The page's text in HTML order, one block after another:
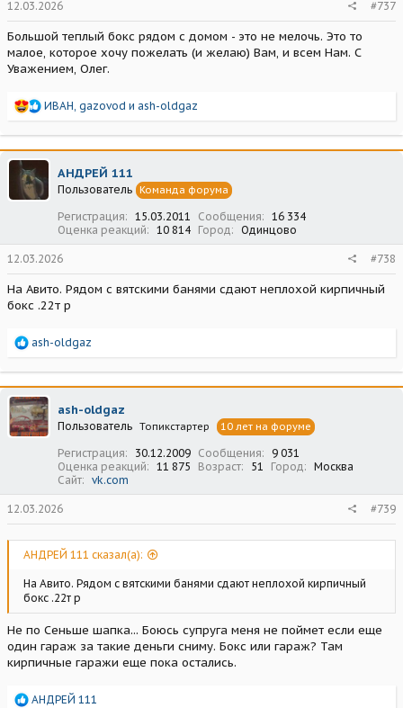
12.03.2026 #737
Большой теплый бокс рядом с домом - это не мелочь. Это то
малое, которое хочу пожелать (и желаю) Вам, и всем Нам. С
Уважением, Олег.
Р
а
к
ц
и
и
ИВАН gazovod и ash-oldgaz
АНДРЕЙ 111
Пользователь Команда форума
Регистрация 15.03.2011 Сообщения
16 334
Оценка реакций
10 814 Город Одинцово
12.03.2026 #738
На Авито. Рядом с вятскими банями сдают неплохой кирпичный
бокс .22т р
Р
а
к
ц
и
и
ash-oldgaz
ash-oldgaz
Пользователь Топикстартер 10 лет на форуме
Регистрация 30.12.2009 Сообщения
9 031
Оценка реакций
11 875 Возраст 51 Город
Москва
Сайт
vk.com
12.03.2026 #739
АНДРЕЙ 111 сказал(а):
На Авито. Рядом с вятскими банями сдают неплохой кирпичный
бокс .22т р
Не по Сеньше шапка... Боюсь супруга меня не поймет если еще
один гараж за такие деньги сниму. Бокс или гараж? Там
кирпичные гаражи еще пока остались.
Р
АНДРЕЙ 111